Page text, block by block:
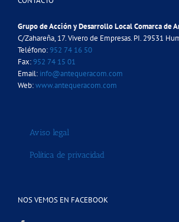
Grupo de Acción y Desarrollo Local Comarca de
C/Zahareña, 17. Vivero de Empresas. PI. 29531
Teléfono:952 74 16 50
Fax:952 74 15 01
Email: info@antequeracom.com
Web:www.antequeracom.com
Aviso legal
Política de privacidad
NOS VEMOS EN FACEBOOK